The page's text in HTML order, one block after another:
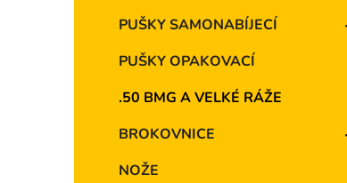
PUŠKY SAMONABÍJECÍ
PUŠKY OPAKOVACÍ
.50 BMG A VELKÉ RÁŽE
BROKOVNICE
NOŽE